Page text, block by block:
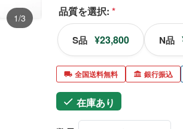
1/3 品質を選択: *
S品 ¥23,800 N品
全国送料無料 銀行振込
在庫あり